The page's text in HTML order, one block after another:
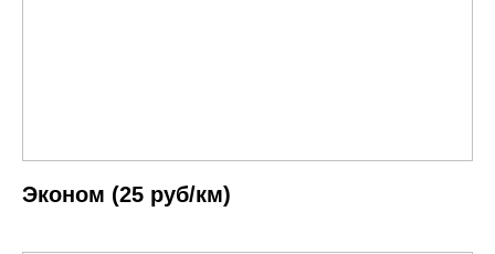
Эконом (25 руб/км)